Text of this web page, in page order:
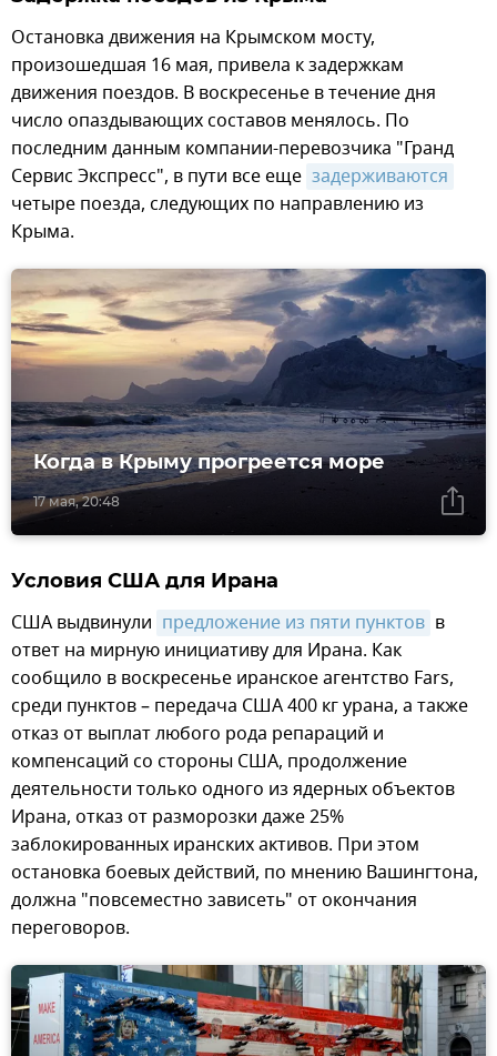
Остановка движения на Крымском мосту,
произошедшая 16 мая, привела к задержкам
движения поездов. В воскресенье в течение дня
число опаздывающих составов менялось. По
последним данным компании-перевозчика "Гранд
Сервис Экспресс", в пути все еще задерживаются
четыре поезда, следующих по направлению из
Крыма.
17 мая, 20:48
Когда в Крыму прогреется море
Условия США для Ирана
США выдвинули предложение из пяти пунктов в
ответ на мирную инициативу для Ирана. Как
сообщило в воскресенье иранское агентство Fars,
среди пунктов – передача США 400 кг урана, а также
отказ от выплат любого рода репараций и
компенсаций со стороны США, продолжение
деятельности только одного из ядерных объектов
Ирана, отказ от разморозки даже 25%
заблокированных иранских активов. При этом
остановка боевых действий, по мнению Вашингтона,
должна "повсеместно зависеть" от окончания
переговоров.